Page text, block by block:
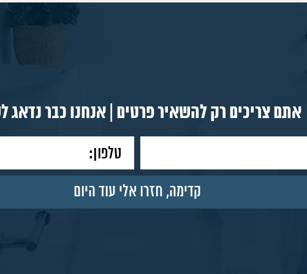
אתם צריכים רק להשאיר פרטים | אנחנו כבר נדאג